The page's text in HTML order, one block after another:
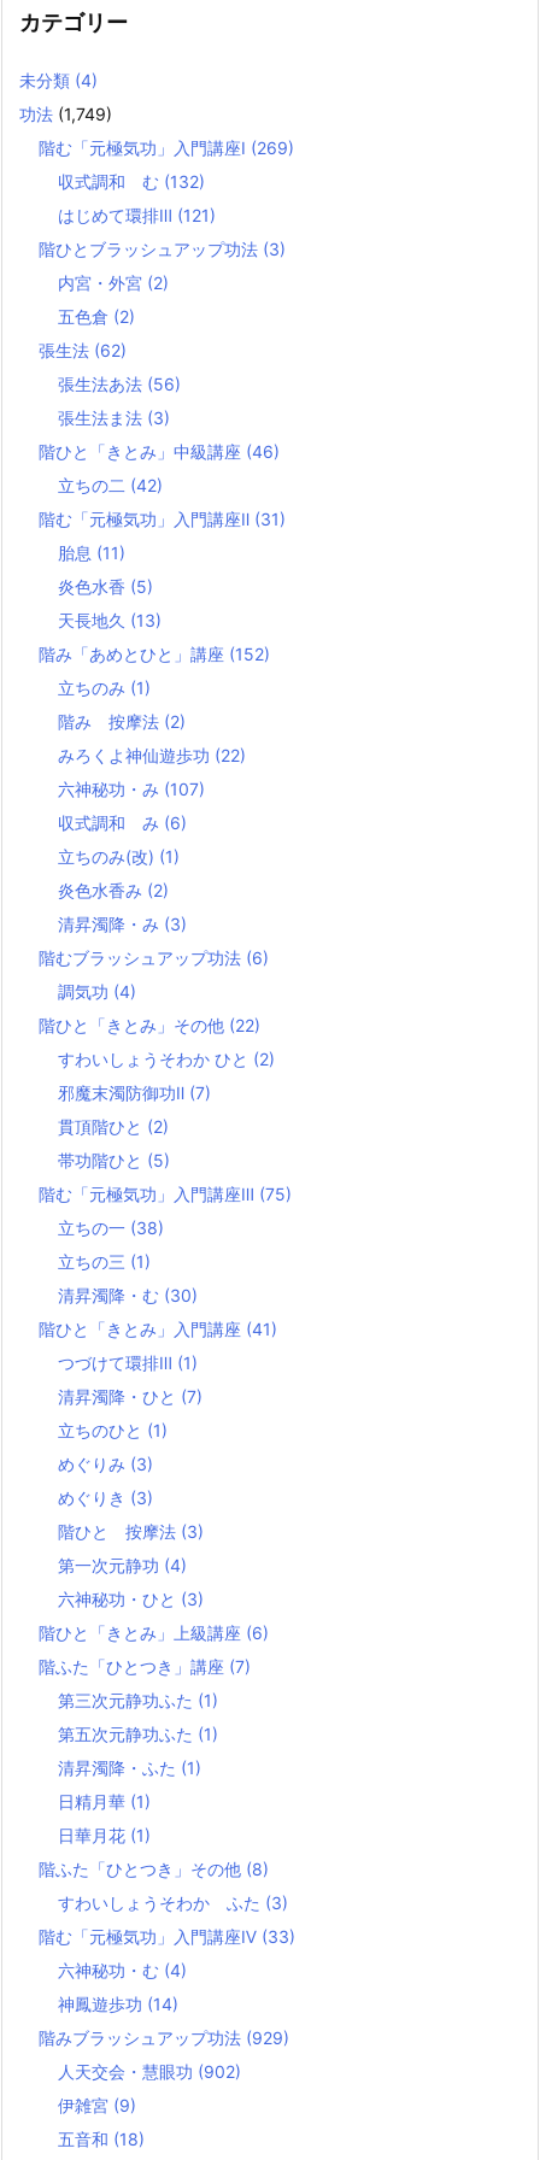
カテゴリー
未分類 (4)
功法 (1,749)
階む「元極気功」入門講座Ⅰ (269)
収式調和 む (132)
はじめて環排Ⅲ (121)
階ひとブラッシュアップ功法 (3)
内宮・外宮 (2)
五色倉 (2)
張生法 (62)
張生法あ法 (56)
張生法ま法 (3)
階ひと「きとみ」中級講座 (46)
立ちの二 (42)
階む「元極気功」入門講座Ⅱ (31)
胎息 (11)
炎色水香 (5)
天長地久 (13)
階み「あめとひと」講座 (152)
立ちのみ (1)
階み 按摩法 (2)
みろくよ神仙遊歩功 (22)
六神秘功・み (107)
収式調和 み (6)
立ちのみ(改) (1)
炎色水香み (2)
清昇濁降・み (3)
階むブラッシュアップ功法 (6)
調気功 (4)
階ひと「きとみ」その他 (22)
すわいしょうそわか ひと (2)
邪魔末濁防御功Ⅱ (7)
貫頂階ひと (2)
帯功階ひと (5)
階む「元極気功」入門講座Ⅲ (75)
立ちの一 (38)
立ちの三 (1)
清昇濁降・む (30)
階ひと「きとみ」入門講座 (41)
つづけて環排Ⅲ (1)
清昇濁降・ひと (7)
立ちのひと (1)
めぐりみ (3)
めぐりき (3)
階ひと 按摩法 (3)
第一次元静功 (4)
六神秘功・ひと (3)
階ひと「きとみ」上級講座 (6)
階ふた「ひとつき」講座 (7)
第三次元静功ふた (1)
第五次元静功ふた (1)
清昇濁降・ふた (1)
日精月華 (1)
日華月花 (1)
階ふた「ひとつき」その他 (8)
すわいしょうそわか ふた (3)
階む「元極気功」入門講座Ⅳ (33)
六神秘功・む (4)
神鳳遊歩功 (14)
階みブラッシュアップ功法 (929)
人天交会・慧眼功 (902)
伊雑宮 (9)
五音和 (18)